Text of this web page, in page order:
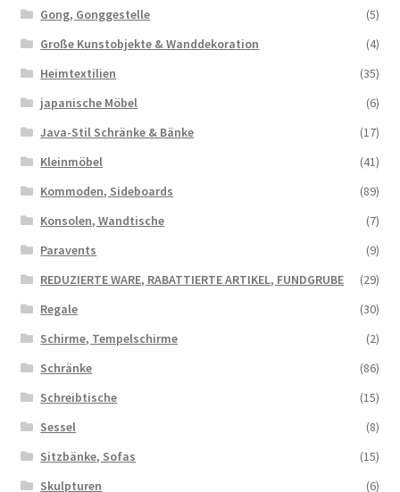
Gong, Gonggestelle
(5)
Große Kunstobjekte & Wanddekoration
(4)
Heimtextilien
(35)
japanische Möbel
(6)
Java-Stil Schränke & Bänke
(17)
Kleinmöbel
(41)
Kommoden, Sideboards
(89)
Konsolen, Wandtische
(7)
Paravents
(9)
REDUZIERTE WARE, RABATTIERTE ARTIKEL, FUNDGRUBE
(29)
Regale
(30)
Schirme, Tempelschirme
(2)
Schränke
(86)
Schreibtische
(15)
Sessel
(8)
Sitzbänke, Sofas
(15)
Skulpturen
(6)